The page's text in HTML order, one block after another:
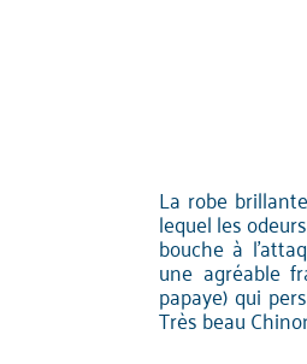
La robe
lequel les
bouche à
une agréable
papaye) qui
Très beau